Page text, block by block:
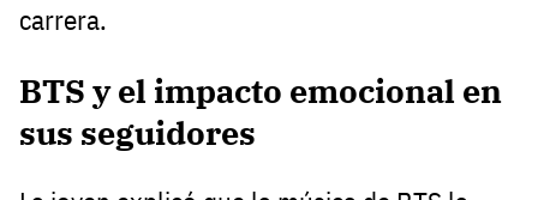
carrera.
BTS y el impacto emocional en
sus seguidores